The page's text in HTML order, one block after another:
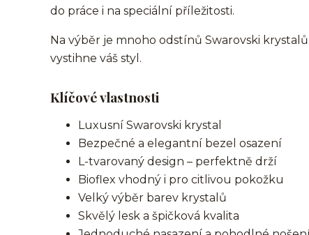
do práce i na speciální příležitosti.
Na výběr je mnoho odstínů Swarovski
vystihne váš styl.
Klíčové vlastnosti
Luxusní Swarovski krystal
Bezpečné a elegantní bezel osazení
L-tvarovaný design – perfektně drží
Bioflex vhodný i pro citlivou pokožku
Velký výběr barev krystalů
Skvělý lesk a špičková kvalita